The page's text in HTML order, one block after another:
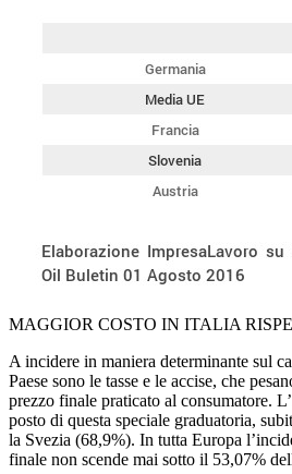
MAGGIOR COSTO IN ITALIA
A incidere in maniera determinante sul
Paese sono le tasse e le accise, che
prezzo finale praticato al consumatore.
posto di questa speciale graduatoria,
la Svezia (68,9%). In tutta Europa
finale non scende mai sotto il 53,07%